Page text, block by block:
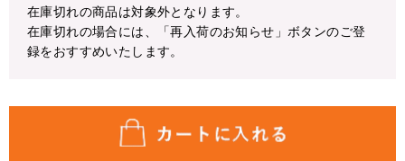
在庫切れの商品は対象外となります。
在庫切れの場合には、「再入荷のお知らせ」ボタンのご登
録をおすすめいたします。